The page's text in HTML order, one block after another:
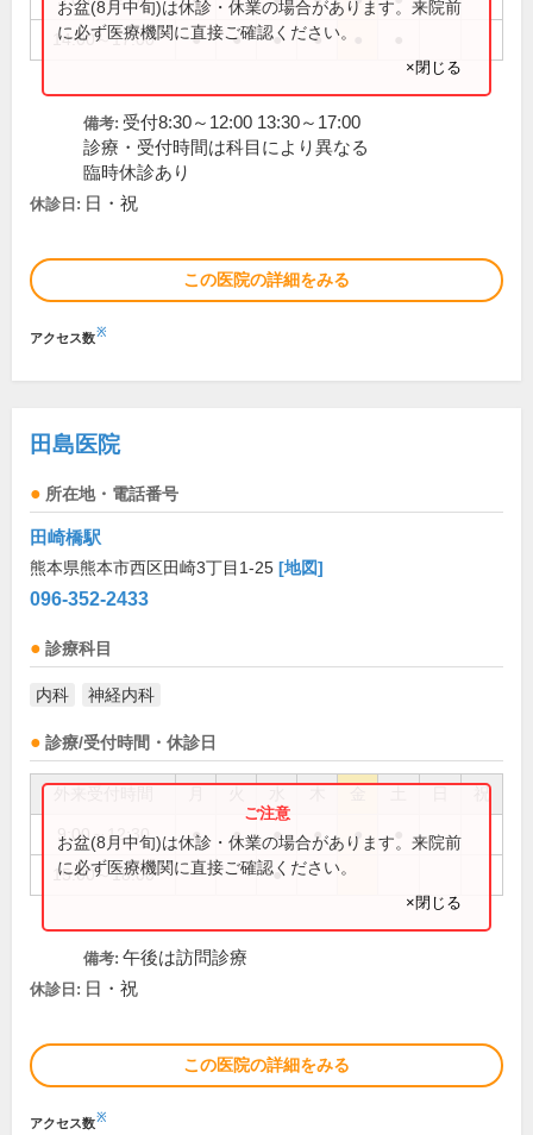
14:00～17:00 ● ● ● ●
お盆(8月中旬)は休診・休業の場合があります。来院前
に必ず医療機関に直接ご確認ください。
×閉じる
備考: 受付8:30～12:00 13:30～17:00
診療・受付時間は科目により異なる
臨時休診あり
休診日: 日・祝
この医院の詳細をみる
アクセス数※
田島医院
所在地・電話番号
田崎橋駅
熊本県熊本市西区田崎3丁目1-25 [地図]
096-352-2433
診療科目
内科 神経内科
診療/受付時間・休診日
祝
9:00～12:30 ● ● ● ● ●
15:00～18:00 ●
お盆(8月中旬)は休診・休業の場合があります。来院前
に必ず医療機関に直接ご確認ください。
×閉じる
備考: 午後は訪問診療
休診日: 日・祝
この医院の詳細をみる
アクセス数※